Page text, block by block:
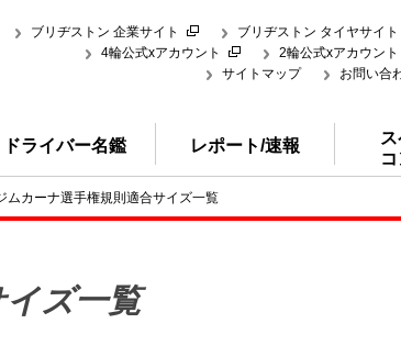
ブリヂストン 企業サイト
ブリヂストン タイヤサイト
4輪公式xアカウント
2輪公式xアカウント
サイトマップ
お問い合
ドライバー名鑑 レポート/速報
ムカーナ選手権規則適合サイズ一覧
ズ一覧